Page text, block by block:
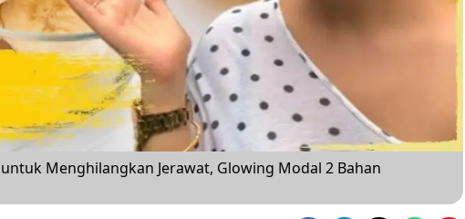
Menghilangkan Jerawat, Glowing Modal 2 Bahan